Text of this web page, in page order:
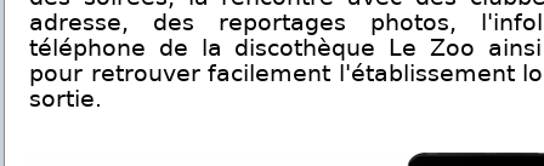
adresse, des reportages photos,
téléphone de la discothèque Le Zoo
pour retrouver facilement l'établissement
sortie.